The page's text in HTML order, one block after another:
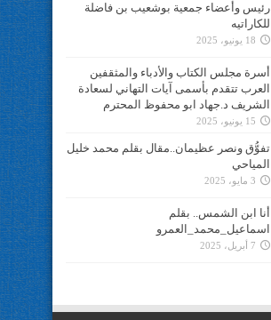
رئيس وأعضاء جمعية بوشعيب بن فاضلة
للكاراتيه
18 يونيو، 2025
أسرة مجلس الكتاب والأدباء والمثقفين
العرب تتقدم بأسمى آيات التهاني لسعادة
الشريف د.جهاد ابو محفوظ المحترم
15 يونيو، 2025
تفوُّق ونصر عظيمان..مقال بقلم محمد خليل
المياحي
3 مايو، 2025
أنا ابن الشمس.. بقلم
اسماعيل_محمد_العمرو
7 أبريل، 2025